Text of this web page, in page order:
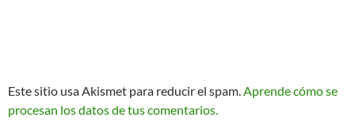
Este sitio usa Akismet para reducir el spam.Aprende cómo se
procesan los datos de tus comentarios.